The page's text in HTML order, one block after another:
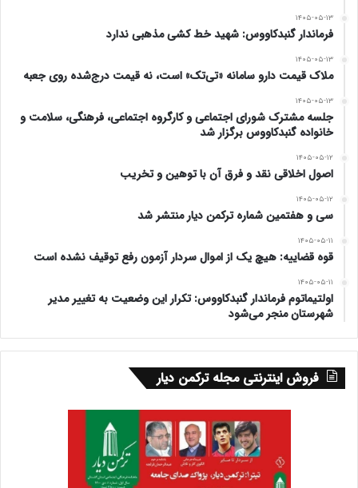
۱۴۰۵-۰۵-۱۳
فرماندار گنبدکاووس: شهید خط کشی مذهبی ندارد
۱۴۰۵-۰۵-۱۳
ملاک قیمت دارو سامانه «تی‌تک» است، نه قیمت درج‌شده روی جعبه
۱۴۰۵-۰۵-۱۳
جلسه مشترک شورای اجتماعی و کارگروه اجتماعی، فرهنگی، سلامت و
خانواده گنبدکاووس برگزار شد
۱۴۰۵-۰۵-۱۲
اصول اخلاقی نقد و فرق آن با توهین و تخریب
۱۴۰۵-۰۵-۱۲
سی و هفتمین شماره ترکمن دیار منتشر شد
۱۴۰۵-۰۵-۱۱
قوه قضاییه: هیچ یک از اموال سردار آزمون رفع توقیف نشده است
۱۴۰۵-۰۵-۱۱
اولتیماتوم فرماندار گنبدکاووس: تکرار این وضعیت به تغییر مدیر
شهرستان منجر می‌شود
فروش اینترنتی مجله ترکمن دیار